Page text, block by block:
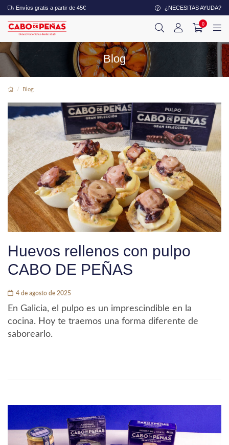
Envíos gratis a partir de 45€ ¿NECESITAS AYUDA?
0
Blog
Blog
Huevos rellenos con pulpo
CABO DE PEÑAS
4 de agosto de 2025
En Galicia, el pulpo es un imprescindible en la
cocina. Hoy te traemos una forma diferente de
saborearlo.